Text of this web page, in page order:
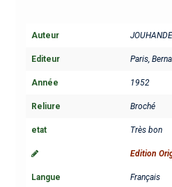
Auteur
Editeur Paris,
Année 1952
Reliure Broché
etat Très bon
Edition
Langue Français